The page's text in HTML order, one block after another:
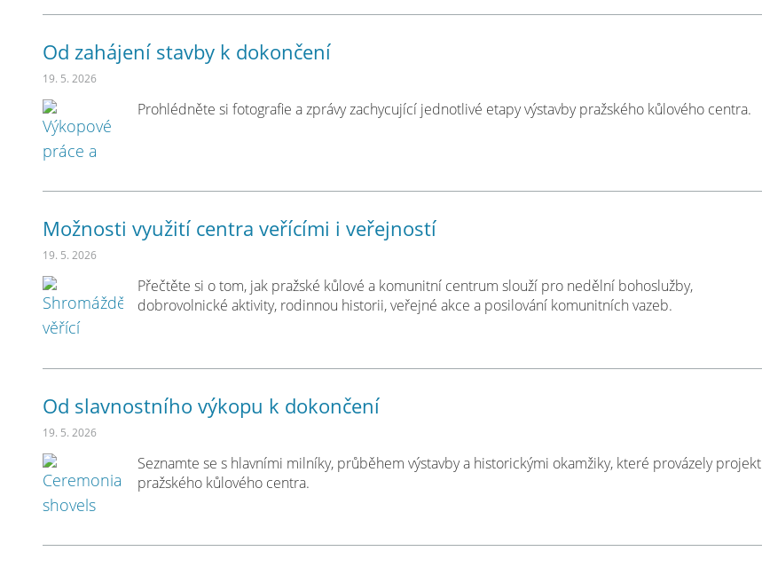
Od zahájení stavby k dokončení
19. 5. 2026
Prohlédněte si fotografie a zprávy zachycující jednotlivé etapy výstavby pražského kůlového centra.
Možnosti využití centra veřícími i veřejností
19. 5. 2026
Přečtěte si o tom, jak pražské kůlové a komunitní centrum slouží pro nedělní bohoslužby,
dobrovolnické aktivity, rodinnou historii, veřejné akce a posilování komunitních vazeb.
Od slavnostního výkopu k dokončení
19. 5. 2026
Seznamte se s hlavními milníky, průběhem výstavby a historickými okamžiky, které provázely projekt
pražského kůlového centra.